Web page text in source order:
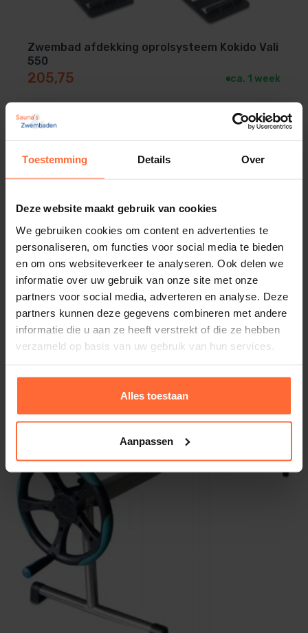
Toestemming Details Over
Deze website maakt gebruik van cookies
We gebruiken cookies om content en advertenties te
personaliseren, om functies voor social media te bieden
en om ons websiteverkeer te analyseren. Ook delen we
informatie over uw gebruik van onze site met onze
partners voor social media, adverteren en analyse. Deze
partners kunnen deze gegevens combineren met andere
informatie die u aan ze heeft verstrekt of die ze hebben
verzameld op basis van uw gebruik van hun services.
Alles toestaan
Aanpassen
Zwembad afdekking oprolsysteem Kokido Vali
550
205,75 ca. 1 week
Zwembad afdekking oprolsysteem
vaststaand
796,95